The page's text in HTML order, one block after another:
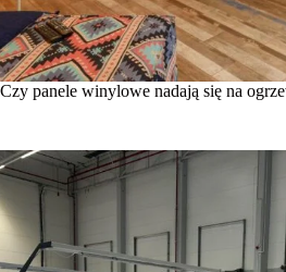
Czy panele winylowe nadają się na